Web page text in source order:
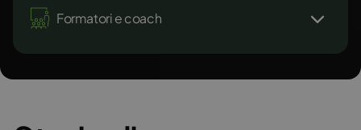
costruisci relazioni,
Formatori e coach